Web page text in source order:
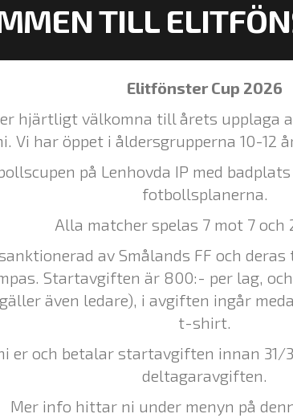
TILL
Elitfönster Cup 2026
hjärtligt välkomna till årets upplaga
Vi har öppet i åldersgrupperna 10-12
på Lenhovda IP med
fotbollsplanerna.
Alla matcher spelas 7 mot 7 och
av Smålands FF och
Startavgiften är 800:- per lag,
även ledare), i avgiften ingår
t-shirt.
er och betalar startavgiften innan 31/
deltagaravgiften.
Mer info hittar ni under menyn på